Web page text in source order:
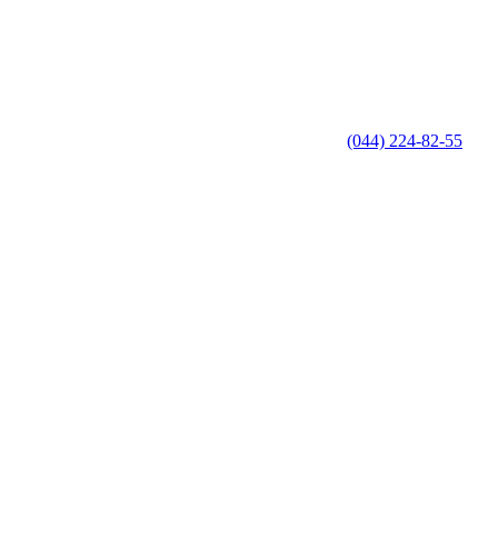
(044) 224-82-55